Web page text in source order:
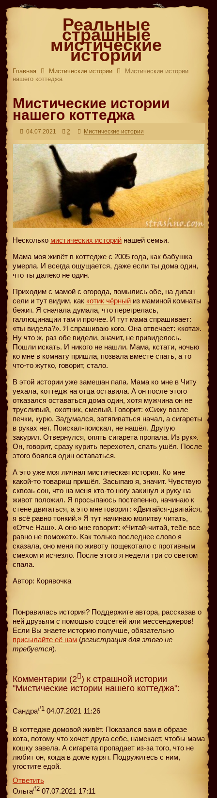
Реальные
страшные
мистические
истории
Главная Мистические истории
Мистические истории
нашего коттеджа
Мистические истории
нашего коттеджа
04.07.2021 2 Мистические истории
Несколько мистических историй нашей семьи.
Мама моя живёт в коттедже с 2005 года, как бабушка
умерла. И всегда ощущается, даже если ты дома один,
что ты далеко не один.
Приходим с мамой с огорода, помылись обе, на диван
сели и тут видим, как котик чёрный из маминой комнаты
бежит. Я сначала думала, что перегрелась,
галлюцинации там и прочее. И тут мама спрашивает:
«ты видела?». Я спрашиваю кого. Она отвечает: «кота».
Ну что ж, раз обе видели, значит, не привиделось.
Пошли искать. И никого не нашли. Мама, кстати, ночью
ко мне в комнату пришла, позвала вместе спать, а то
что-то жутко, говорит, стало.
В этой истории уже замешан папа. Мама ко мне в Читу
уехала, коттедж на отца оставила. А он после этого
отказался оставаться дома один, хотя мужчина он не
трусливый, охотник, смелый. Говорит: «Сижу возле
печки, курю. Задумался, затягиваться начал, а сигареты
в руках нет. Поискал-поискал, не нашёл. Другую
закурил. Отвернулся, опять сигарета пропала. Из рук».
Он, говорит, сразу курить перехотел, спать ушёл. После
этого боялся один оставаться.
А это уже моя личная мистическая история. Ко мне
какой-то товарищ пришёл. Засыпаю я, значит. Чувствую
сквозь сон, что на меня кто-то ногу закинул и руку на
живот положил. Я просыпаюсь постепенно, начинаю к
стене двигаться, а это мне говорит: «Двигайся-двигайся,
я всё равно тонкий.» Я тут начинаю молитву читать,
«Отче Наш». А оно мне говорит: «Читай-читай, тебе все
равно не поможет». Как только последнее слово я
сказала, оно меня по животу пощекотало с противным
смехом и исчезло. После этого я недели три со светом
спала.
Автор: Корявочка
Понравилась история? Поддержите автора, рассказав о
ней друзьям с помощью соцсетей или мессенджеров!
Если Вы знаете историю получше, обязательно
присылайте её нам (регистрация для этого не
требуется).
Комментарии (2 ) к страшной истории
"Мистические истории нашего коттеджа":
Сандра#1 04.07.2021 11:26
В коттедже домовой живёт. Показался вам в образе
кота, потому что хочет друга себе, намекает, чтобы мама
кошку завела. А сигарета пропадает из-за того, что не
любит он, когда в доме курят. Подружитесь с ним,
угостите едой.
Ответить
Ольга#2 07.07.2021 17:11